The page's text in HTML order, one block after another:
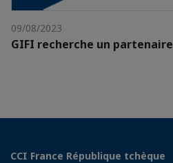
09/08/2023
GIFI recherche un partenaire
CCI France République tchèque